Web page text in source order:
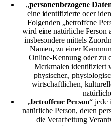
„personenbezogene Daten
eine identifizierte oder
Folgenden „betroffene
wird eine natürliche Person
insbesondere mittels
Namen, zu einer
Online-Kennung oder zu
Merkmalen identifiziert
physischen,
wirtschaftlichen,
„betroffene Person“ jede
natürliche Person, deren
die Verarbeitung